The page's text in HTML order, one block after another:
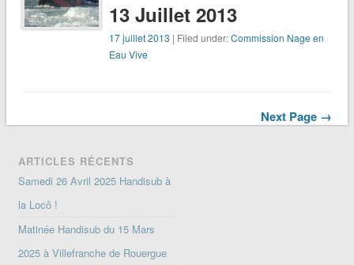
13 Juillet 2013
17 juillet 2013 | Filed under:Commission Nage en
Eau Vive
Next Page →
ARTICLES RÉCENTS
Samedi 26 Avril 2025 Handisub à
la Locô !
Matinée Handisub du 15 Mars
2025 à Villefranche de Rouergue